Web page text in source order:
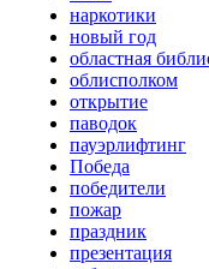
наркотики
новый год
областная
облисполком
открытие
паводок
пауэрлифтинг
Победа
победители
пожар
праздник
презентация